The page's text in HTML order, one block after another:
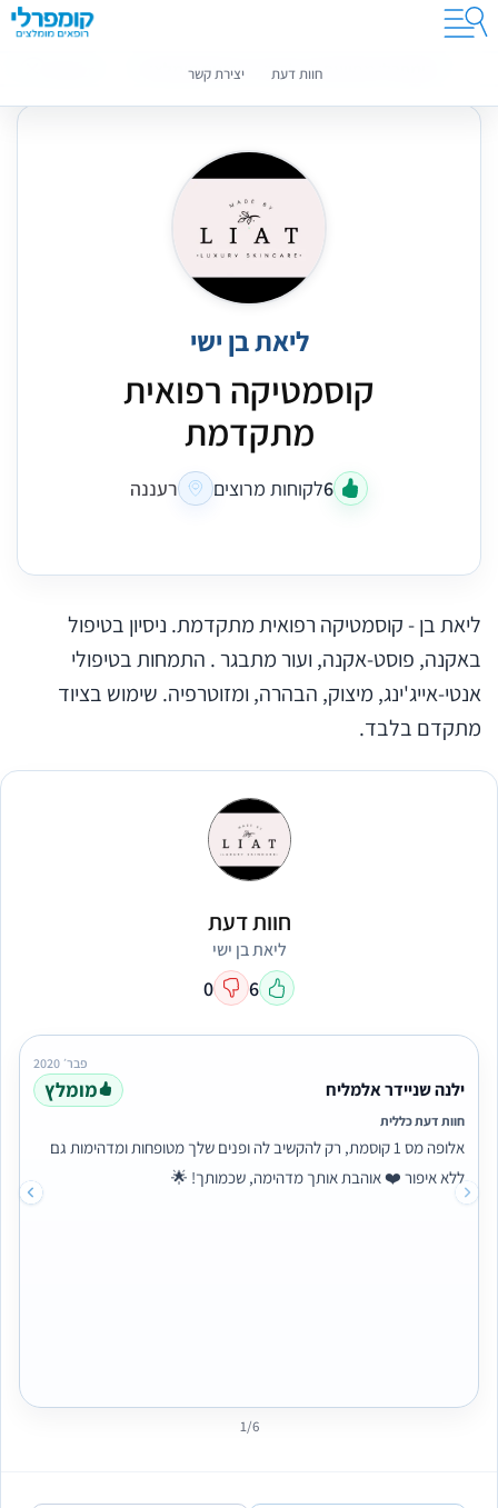
קומפרלי מסייעת לך לבחור רופאים מומלצים
חוות דעת יצירת קשר
ליאת בן ישי
קוסמטיקה רפואית
מתקדמת
6לקוחות מרוצים רעננה
ליאת בן - קוסמטיקה רפואית מתקדמת. ניסיון בטיפול
באקנה, פוסט-אקנה, ועור מתבגר . התמחות בטיפולי
אנטי-אייג'ינג, מיצוק, הבהרה, ומזוטרפיה. שימוש בציוד
מתקדם בלבד.
חוות דעת
ליאת בן ישי
6
0
פבר׳ 2020
ילנה שניידר אלמליח מומלץ
חוות דעת כללית
אלופה מס 1 קוסמת, רק להקשיב לה ופנים שלך מטופחות ומדהימות גם
ללא איפור ❤️ אוהבת אותך מדהימה, שכמותך! 🌟
1/6